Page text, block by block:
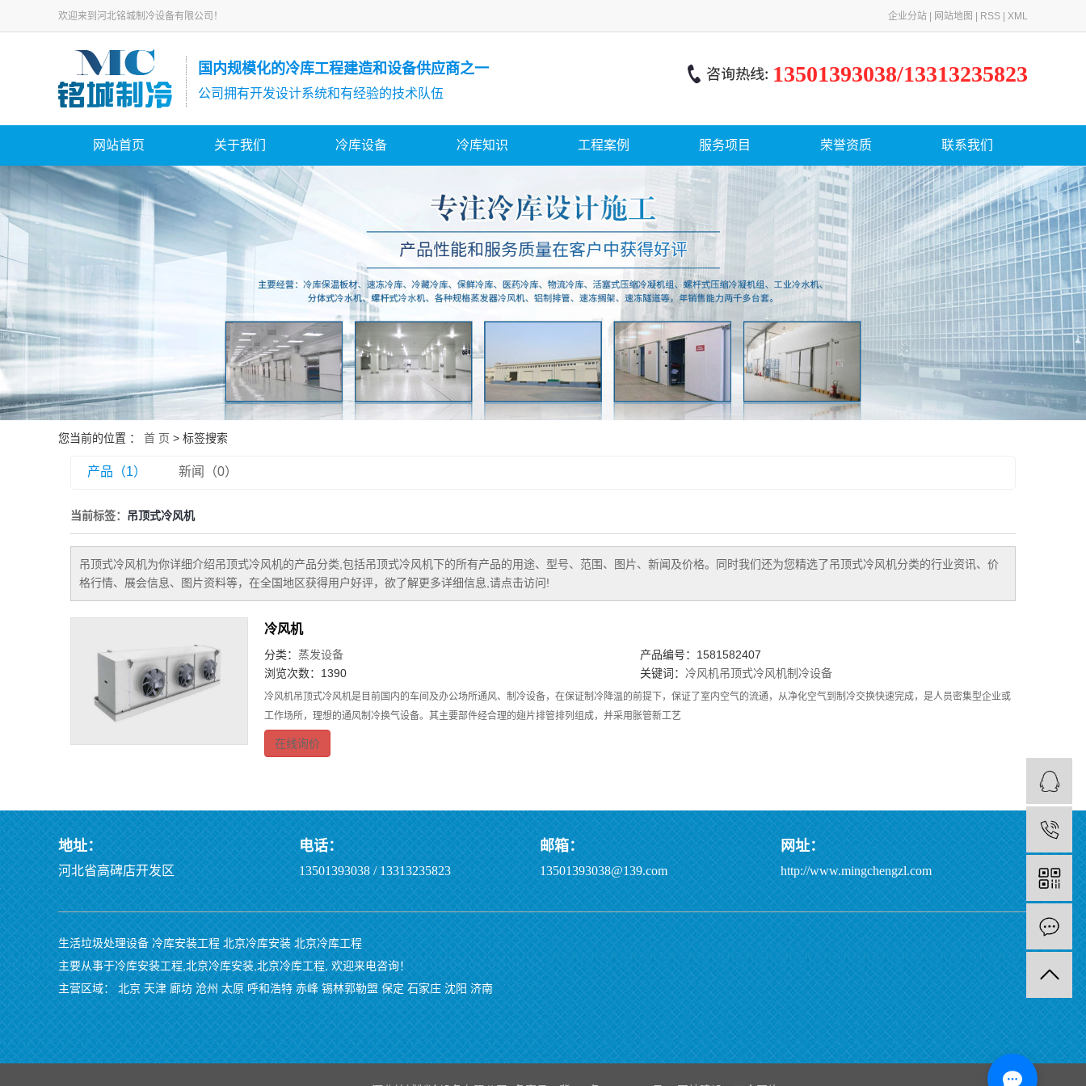
欢迎来到河北铭城制冷设备有限公司！ 企业分站 网站地图 RSS XML
国内规模化的冷库工程建造和设备供应商之一
公司拥有开发设计系统和有经验的技术队伍
13501393038/13313235823
网站首页 关于我们 冷库设备 冷库知识 工程案例 服务项目 荣誉资质 联系我们
您当前的位置 ： 首 页 > 标签搜索
产品（1） 新闻（0）
当前标签： 吊顶式冷风机
吊顶式冷风机为你详细介绍吊顶式冷风机的产品分类,包括吊顶式冷风机下的所有产品的用途、型号、范围、图片、新闻及价格。同时我们还为您精选了吊顶式冷风机分类的行业资讯、价
格行情、展会信息、图片资料等，在全国地区获得用户好评，欲了解更多详细信息,请点击访问!
冷风机
分类： 蒸发设备
产品编号：1581582407
浏览次数：1390
关键词： 冷风机吊顶式冷风机制冷设备
冷风机吊顶式冷风机是目前国内的车间及办公场所通风、制冷设备，在保证制冷降温的前提下，保证了室内空气的流通，从净化空气到制冷交换快速完成，是人员密集型企业或
工作场所，理想的通风制冷换气设备。其主要部件经合理的翅片排管排列组成，并采用胀管新工艺
在线询价
地址： 电话： 邮箱： 网址：
河北省高碑店开发区 13501393038 / 13313235823 13501393038@139.com http://www.mingchengzl.com
生活垃圾处理设备 冷库安装工程 北京冷库安装 北京冷库工程
主要从事于冷库安装工程 北京冷库安装,北京冷库工程, 欢迎来电咨询！
主营区域：北京 天津 廊坊 沧州 太原 呼和浩特 赤峰 锡林郭勒盟 保定 石家庄 沈阳 济南